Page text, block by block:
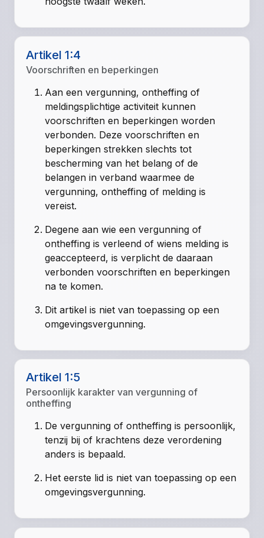
Artikel 1:4
Voorschriften en beperkingen
Aan een vergunning, ontheffing of
meldingsplichtige activiteit kunnen
voorschriften en beperkingen worden
verbonden. Deze voorschriften en
beperkingen strekken slechts tot
bescherming van het belang of de
belangen in verband waarmee de
vergunning, ontheffing of melding is
vereist.
Degene aan wie een vergunning of
ontheffing is verleend of wiens melding is
geaccepteerd, is verplicht de daaraan
verbonden voorschriften en beperkingen
na te komen.
Dit artikel is niet van toepassing op een
omgevingsvergunning.
Artikel 1:5
Persoonlijk karakter van vergunning of
ontheffing
De vergunning of ontheffing is persoonlijk,
tenzij bij of krachtens deze verordening
anders is bepaald.
Het eerste lid is niet van toepassing op een
omgevingsvergunning.